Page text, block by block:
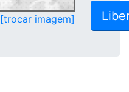
[trocar imagem]